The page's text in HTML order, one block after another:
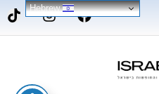
Hebrew